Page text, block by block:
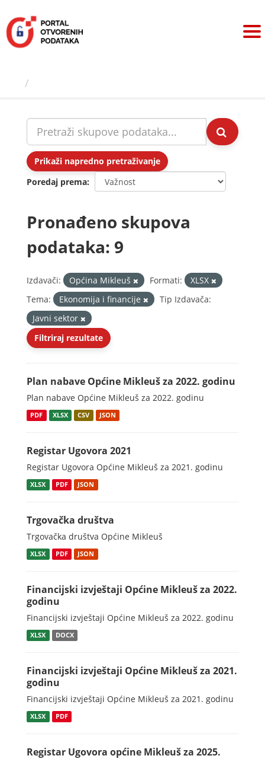
sadržaj
Prikaži napredno pretraživanje
Poredaj prema
Pronađeno skupova
podataka: 9
Izdavači: Općina Mikleuš Formati:
XLSX
Tema:
Ekonomija i financije
Tip Izdavača:
Javni sektor
Filtriraj rezultate
Plan nabave Općine Mikleuš za 2022. godinu
Plan nabave Općine Mikleuš za 2022. godinu
PDF XLSX CSV JSON
Registar Ugovora 2021
Registar Ugovora Općine Mikleuš za 2021. godinu
XLSX PDF JSON
Trgovačka društva
Trgovačka društva Općine Mikleuš
XLSX PDF JSON
Financijski izvještaji Općine Mikleuš za 2022.
godinu
Financijski izvještaji Općine Mikleuš za 2022. godinu
XLSX DOCX
Financijski izvještaji Općine Mikleuš za 2021.
godinu
Financijski izvještaji Općine Mikleuš za 2021. godinu
XLSX PDF
Registar Ugovora općine Mikleuš za 2025.